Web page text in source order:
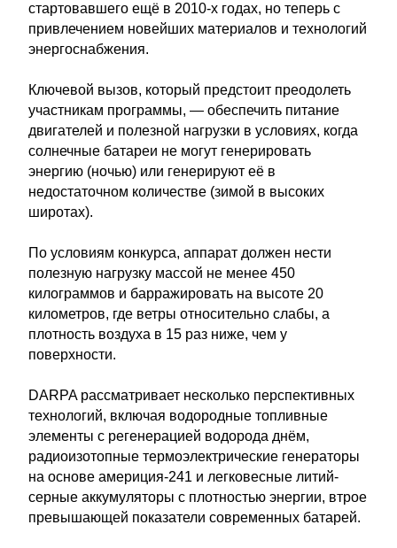
стартовавшего ещё в 2010-х годах, но теперь с
привлечением новейших материалов и технологий
энергоснабжения.
Ключевой вызов, который предстоит преодолеть
участникам программы, — обеспечить питание
двигателей и полезной нагрузки в условиях, когда
солнечные батареи не могут генерировать
энергию (ночью) или генерируют её в
недостаточном количестве (зимой в высоких
широтах).
По условиям конкурса, аппарат должен нести
полезную нагрузку массой не менее 450
килограммов и барражировать на высоте 20
километров, где ветры относительно слабы, а
плотность воздуха в 15 раз ниже, чем у
поверхности.
DARPA рассматривает несколько перспективных
технологий, включая водородные топливные
элементы с регенерацией водорода днём,
радиоизотопные термоэлектрические генераторы
на основе америция-241 и легковесные литий-
серные аккумуляторы с плотностью энергии, втрое
превышающей показатели современных батарей.